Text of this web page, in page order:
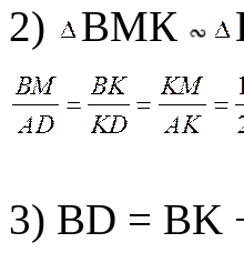
2)
ВМК
3) ВD = ВK